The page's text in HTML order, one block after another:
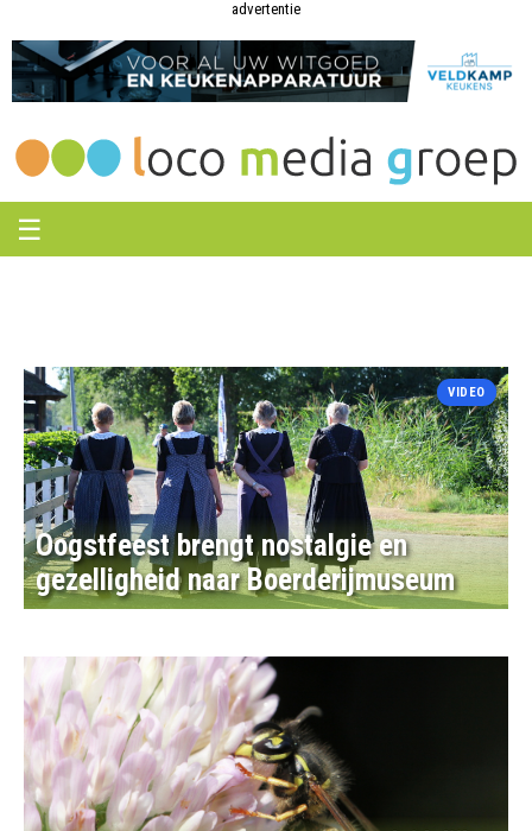
Groep
Groep
advertentie
☰
VIDEO
Oogstfeest brengt nostalgie en
gezelligheid naar Boerderijmuseum